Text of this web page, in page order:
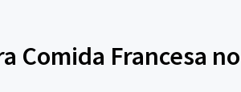
Comida Francesa